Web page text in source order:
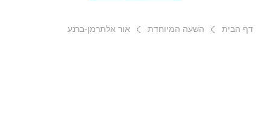
דף הבית השעה המיוחדת אור אלתרמן-ברנע